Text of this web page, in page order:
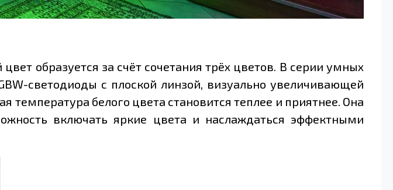
образуется за счёт сочетания трёх цветов. В серии умных
светодиоды c плоской линзой, визуально увеличивающей
температура белого цвета становится теплее и приятнее. Она
включать яркие цвета и наслаждаться эффектными